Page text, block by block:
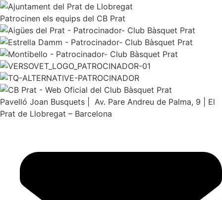
Patrocinen els equips del CB Prat
Pavelló Joan Busquets | Av. Pare Andreu de Palma, 9 | El
Prat de Llobregat – Barcelona